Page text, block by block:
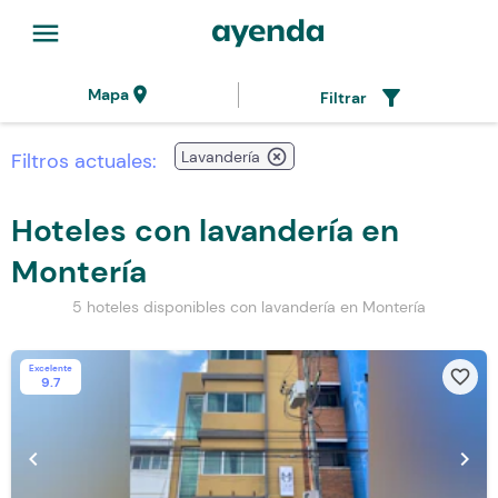
menu
Mapalocation_on Filtrar filter_alt
Filtros actuales: Lavandería highlight_off
Hoteles con lavandería en
Montería
5 hoteles disponibles con lavandería en Montería
Excelente
9.7 favorite_border
chevron_left chevron_right